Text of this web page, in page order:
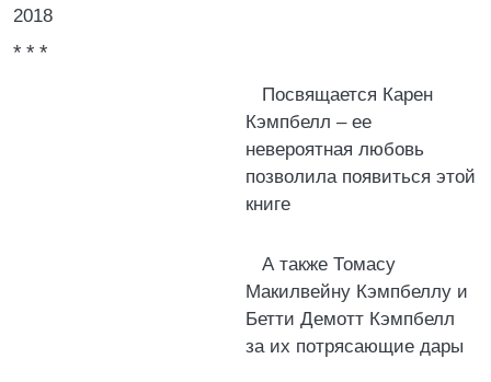
2018
* * *
Посвящается Карен
Кэмпбелл – ее
невероятная любовь
позволила появиться этой
книге
А также Томасу
Макилвейну Кэмпбеллу и
Бетти Демотт Кэмпбелл
за их потрясающие дары